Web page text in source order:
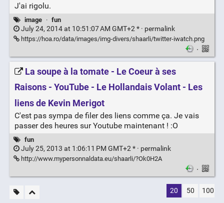
J'ai rigolu.
image · fun
July 24, 2014 at 10:51:07 AM GMT+2 * · permalink
https://hoa.ro/data/images/img-divers/shaarli/twitter-iwatch.png
·
La soupe à la tomate - Le Coeur à ses
Raisons - YouTube - Le Hollandais Volant - Les
liens de Kevin Merigot
C'est pas sympa de filer des liens comme ça. Je vais
passer des heures sur Youtube maintenant ! :O
fun
July 25, 2013 at 1:06:11 PM GMT+2 * · permalink
http://www.mypersonnaldata.eu/shaarli/?Ok0H2A
·
20 50 100